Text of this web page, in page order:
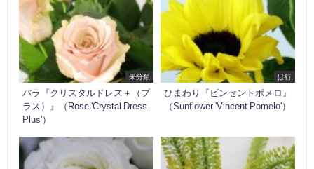
未分類
バラ『クリスタルドレス＋（プ
ラス）』（Rose 'Crystal Dress
Plus'）
は行
ひまわり『ビンセントポメロ』
（Sunflower 'Vincent Pomelo'）